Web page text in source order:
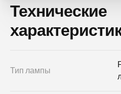
Технические
Тип лампы